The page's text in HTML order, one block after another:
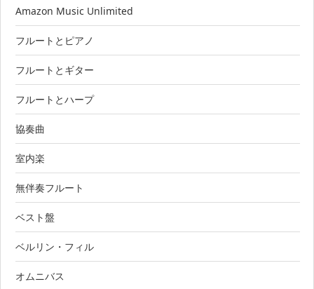
Amazon Music Unlimited
フルートとピアノ
フルートとギター
フルートとハープ
協奏曲
室内楽
無伴奏フルート
ベスト盤
ベルリン・フィル
オムニバス